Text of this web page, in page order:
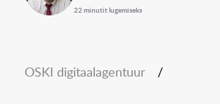
22 minutit lugemiseks
OSKI digitaalagentuur /